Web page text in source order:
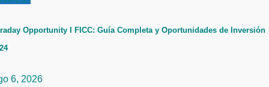
Opportunity I FICC: Guía Completa y Oportunidades de Inversión
6, 2026